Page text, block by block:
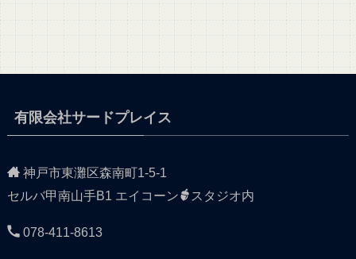
有限会社サードプレイス
神戸市東灘区森南町1-5-1
セルバ甲南山手B1 エイコーン
スタジオ内
078-411-8613